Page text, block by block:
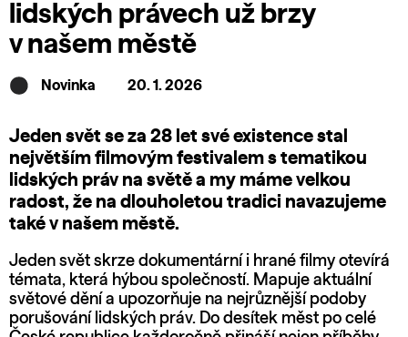
lidských právech už brzy
v našem městě
Novinka 20. 1. 2026
Jeden svět se za 28 let své existence stal
největším filmovým festivalem s tematikou
lidských práv na světě a my máme velkou
radost, že na dlouholetou tradici navazujeme
také v našem městě.
Jeden svět skrze dokumentární i hrané filmy otevírá
témata, která hýbou společností. Mapuje aktuální
světové dění a upozorňuje na nejrůznější podoby
porušování lidských práv. Do desítek měst po celé